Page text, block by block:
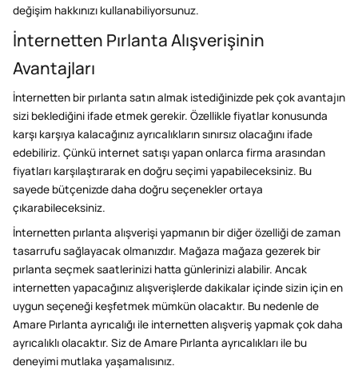
değişim hakkınızı kullanabiliyorsunuz.
İnternetten Pırlanta Alışverişinin
Avantajları
İnternetten bir pırlanta satın almak istediğinizde pek çok avantajın
sizi beklediğini ifade etmek gerekir. Özellikle fiyatlar konusunda
karşı karşıya kalacağınız ayrıcalıkların sınırsız olacağını ifade
edebiliriz. Çünkü internet satışı yapan onlarca firma arasından
fiyatları karşılaştırarak en doğru seçimi yapabileceksiniz. Bu
sayede bütçenizde daha doğru seçenekler ortaya
çıkarabileceksiniz.
İnternetten pırlanta alışverişi yapmanın bir diğer özelliği de zaman
tasarrufu sağlayacak olmanızdır. Mağaza mağaza gezerek bir
pırlanta seçmek saatlerinizi hatta günlerinizi alabilir. Ancak
internetten yapacağınız alışverişlerde dakikalar içinde sizin için en
uygun seçeneği keşfetmek mümkün olacaktır. Bu nedenle de
Amare Pırlanta ayrıcalığı ile internetten alışveriş yapmak çok daha
ayrıcalıklı olacaktır. Siz de Amare Pırlanta ayrıcalıkları ile bu
deneyimi mutlaka yaşamalısınız.